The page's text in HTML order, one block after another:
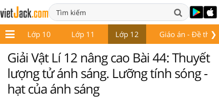
❯
9 Lớp 10 Lớp 11 Lớp 12 Giáo án - Đề thi
Giải Vật Lí 12 nâng cao Bài 44: Thuyết
lượng tử ánh sáng. Lưỡng tính sóng -
hạt của ánh sáng